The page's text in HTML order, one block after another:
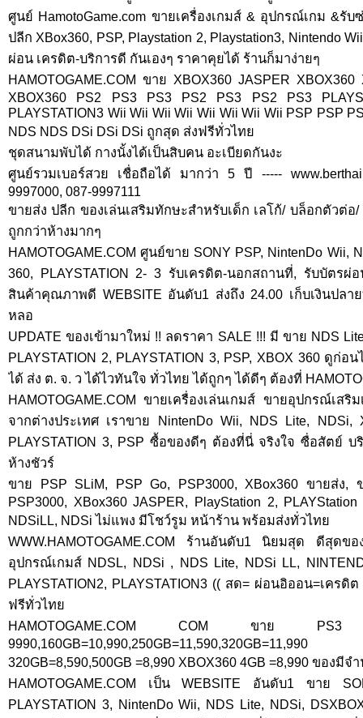
ศูนย์ HamotoGame.com ขายเครื่องเกมส์ & อุปกรณ์เกม &รั
ปลีก XBox360, PSP, Playstation 2, Playstation3, Nintendo
ผ่อน เครดิต-บริการดี กันเองๆ ราคาคุยได้ ร้านก็มาง่ายๆ
HAMOTOGAME.COM ขาย XBOX360 JASPER
XBOX360 PS2 PS3 PS3 PS2 PS3 PS2 PS3
PLAYSTATION3 Wii Wii Wii Wii Wii Wii Wii Wii PSP PSP
NDS NDS DSi DSi DSi ถูกสุด ส่งฟรีทั่วไทย
ชุดสนามพับได้ กางนั้งได้เป็นสิบคน อะเบียดกันงะ
ศูนย์รวมเบอร์สวย เชื่อถือได้ มากว่า 5 ปี -----
9997000, 087-9997111
ขายส่ง ปลีก ของเล่นเสริมทักษะสำหรับเด็ก เลโก้/ บล็อกตัวต่
ถูกกว่าห้างมากๆ
HAMOTOGAME.COM ศูนย์ขาย SONY PSP, NintenDo Wii,
360, PLAYSTATION 2- 3 รับเครดิต-นอกสถานที่, รับบัตรผ่
สินค้าคุณภาพดี WEBSITE อันดับ1 ส่งถึง 24.00 เก็บเงินปลา
หลอ
UPDATE ของเข้ามาใหม่ !! ลดราคา SALE !!! มี ขาย NDS
PLAYSTATION 2, PLAYSTATION 3, PSP, XBOX 360 ดูก่
ได้ ส่ง ต. จ. ว ได้ไวทันใจ ทั่วไทย ได้ถูกๆ ได้ดีๆ ต้องที่
HAMOTOGAME.COM ขายเครื่องเล่นเกมส์ ขายอุปกรณ์เส
จากต่างประเทศ เราขาย NintenDo Wii, NDS Lite, NDSi,
PLAYSTATION 3, PSP ซื้อของดีๆ ต้องที่นี่ จริงใจ ซื่อสัตย์ บ
ห้างชัวร์
ขาย PSP SLiM, PSP Go, PSP3000, XBox360 ขายส่ง,
PSP3000, XBox360 JASPER, PlayStation 2,
NDSiLL, NDSi ไม่แพง มีโชว์รูม หน้าร้าน พร้อมส่งทั่วไทย
WWW.HAMOTOGAME.COM ร้านอันดับ1 นิยมสุด ดีสุดข
อุปกรณ์เกมส์ NDSL, NDSi , NDS Lite, NDSi LL,
PLAYSTATION2, PLAYSTATION3 (( สด= ผ่อนอิออน=เคร
ฟรีทั่วไทย
HAMOTOGAME.COM COM ขาย
320GB=8,590,500GB =8,990 XBOX360 4GB =8,990 ของมีจ
HAMOTOGAME.COM เป็น WEBSITE อันดับ1 ขาย
PLAYSTATION 3, NintenDo Wii, NDS Lite, NDSi,